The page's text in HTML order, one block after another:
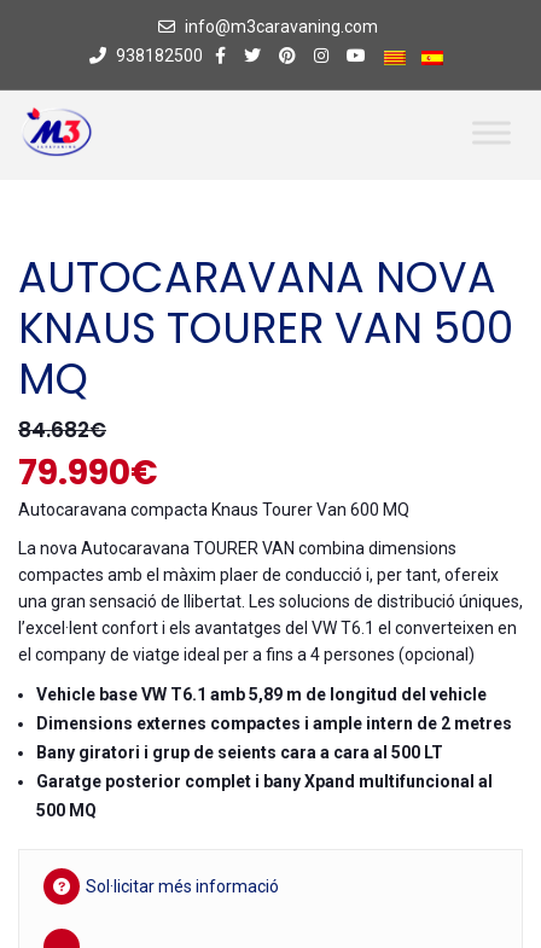
info@m3caravaning.com
938182500
AUTOCARAVANA NOVA
KNAUS TOURER VAN 500
MQ
84.682€
79.990€
Autocaravana compacta Knaus Tourer Van 600 MQ
La nova Autocaravana TOURER VAN combina dimensions
compactes amb el màxim plaer de conducció i, per tant, ofereix
una gran sensació de llibertat. Les solucions de distribució úniques,
l’excel·lent confort i els avantatges del VW T6.1 el converteixen en
el company de viatge ideal per a fins a 4 persones (opcional)
Vehicle base VW T6.1 amb 5,89 m de longitud del vehicle
Dimensions externes compactes i ample intern de 2 metres
Bany giratori i grup de seients cara a cara al 500 LT
Garatge posterior complet i bany Xpand multifuncional al
500 MQ
Sol·licitar més informació